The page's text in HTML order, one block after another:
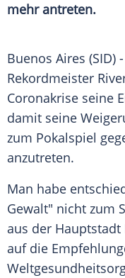
mehr antreten.
Buenos Aires (SID)
Rekordmeister
Coronakrise seine
damit seine
zum Pokalspiel
anzutreten.
Man habe
Gewalt" nicht zum
aus der Hauptstadt
auf die